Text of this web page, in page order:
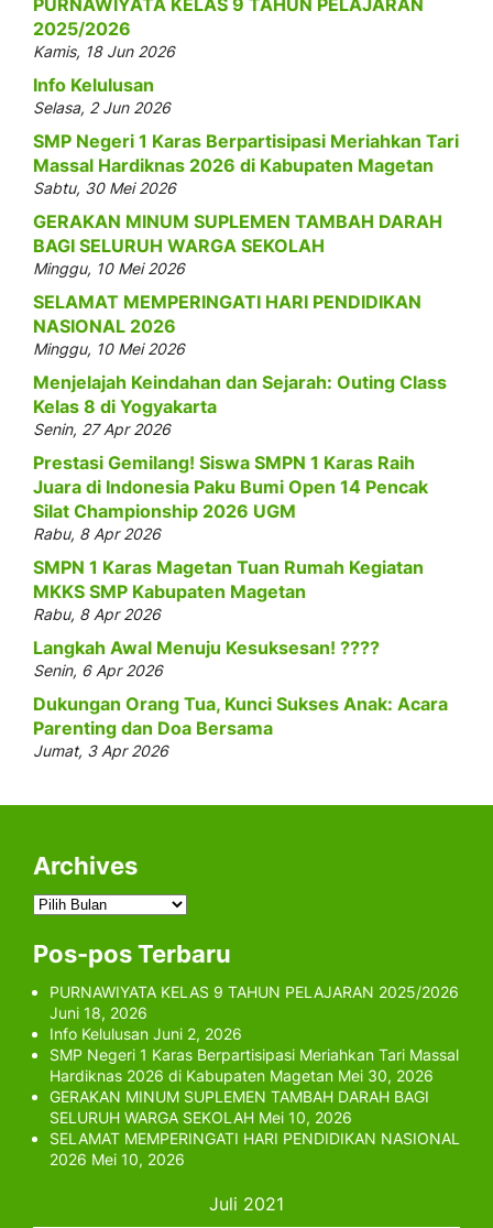
PURNAWIYATA KELAS 9 TAHUN PELAJARAN
2025/2026
Kamis, 18 Jun 2026
Info Kelulusan
Selasa, 2 Jun 2026
SMP Negeri 1 Karas Berpartisipasi Meriahkan Tari
Massal Hardiknas 2026 di Kabupaten Magetan
Sabtu, 30 Mei 2026
GERAKAN MINUM SUPLEMEN TAMBAH DARAH
BAGI SELURUH WARGA SEKOLAH
Minggu, 10 Mei 2026
SELAMAT MEMPERINGATI HARI PENDIDIKAN
NASIONAL 2026
Minggu, 10 Mei 2026
Menjelajah Keindahan dan Sejarah: Outing Class
Kelas 8 di Yogyakarta
Senin, 27 Apr 2026
Prestasi Gemilang! Siswa SMPN 1 Karas Raih
Juara di Indonesia Paku Bumi Open 14 Pencak
Silat Championship 2026 UGM
Rabu, 8 Apr 2026
SMPN 1 Karas Magetan Tuan Rumah Kegiatan
MKKS SMP Kabupaten Magetan
Rabu, 8 Apr 2026
Langkah Awal Menuju Kesuksesan! ????
Senin, 6 Apr 2026
Dukungan Orang Tua, Kunci Sukses Anak: Acara
Parenting dan Doa Bersama
Jumat, 3 Apr 2026
Archives
Archives
Pos-pos Terbaru
PURNAWIYATA KELAS 9 TAHUN PELAJARAN 2025/2026
Juni 18, 2026
Info Kelulusan Juni 2, 2026
SMP Negeri 1 Karas Berpartisipasi Meriahkan Tari Massal
Hardiknas 2026 di Kabupaten Magetan Mei 30, 2026
GERAKAN MINUM SUPLEMEN TAMBAH DARAH BAGI
SELURUH WARGA SEKOLAH Mei 10, 2026
SELAMAT MEMPERINGATI HARI PENDIDIKAN NASIONAL
2026 Mei 10, 2026
Juli 2021